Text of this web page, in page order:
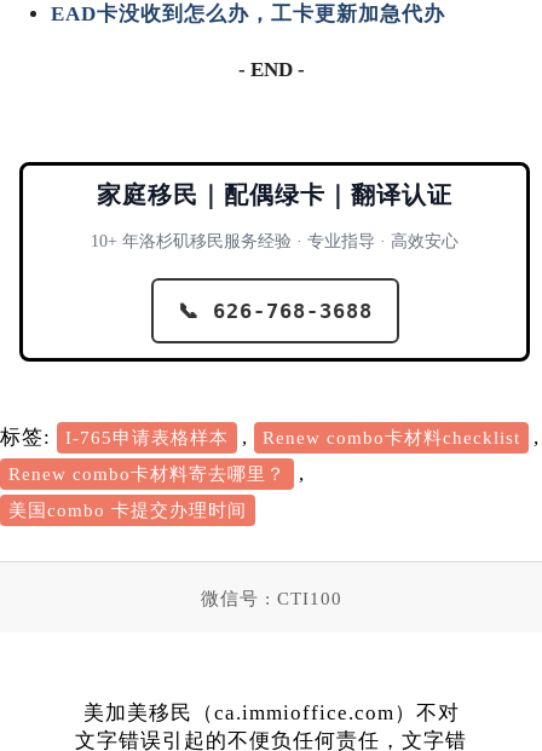
EAD卡没收到怎么办，工卡更新加急代办
- END -
家庭移民｜配偶绿卡｜翻译认证
10+ 年洛杉矶移民服务经验 · 专业指导 · 高效安心
📞 626-768-3688
标签: I-765申请表格样本 , Renew combo卡材料checklist ,
Renew combo卡材料寄去哪里？ ,
美国combo 卡提交办理时间
微信号 : CTI100
美加美移民（ca.immioffice.com）不对
文字错误引起的不便负任何责任，文字错